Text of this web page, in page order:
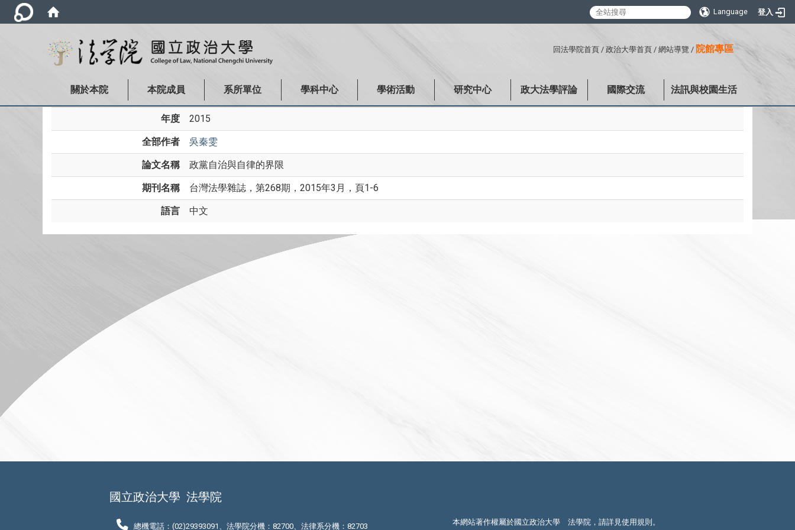
Language 登入
回法學院首頁 / 政治大學首頁 / 網站導覽 / 院館專區
關於本院 本院成員 系所單位 學科中心 學術活動 研究中心 政大法學評論 國際交流 法訊與校園生活
年度 2015
全部作者 吳秦雯
論文名稱 政黨自治與自律的界限
期刊名稱 台灣法學雜誌，第268期，2015年3月，頁1-6
語言 中文
國立政治大學 法學院
總機電話：(02)29393091、法學院分機：82700、法律系分機：82703 本網站著作權屬於國立政治大學 法學院，請詳見使用規則 。